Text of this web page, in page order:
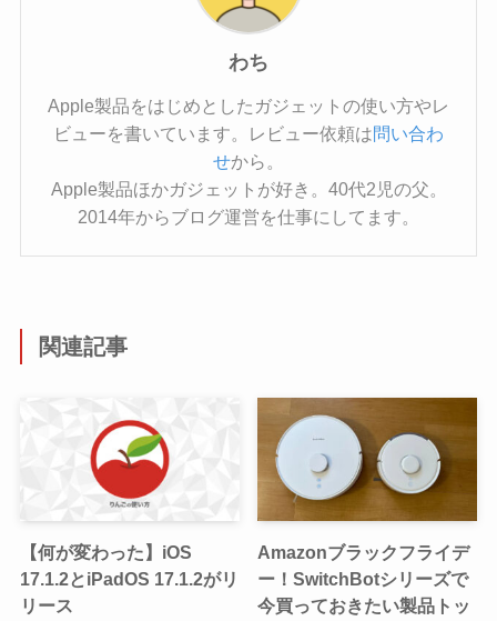
わち
Apple製品をはじめとしたガジェットの使い方やレ
ビューを書いています。レビュー依頼は問い合わ
せから。
Apple製品ほかガジェットが好き。40代2児の父。
2014年からブログ運営を仕事にしてます。
関連記事
【何が変わった】iOS
17.1.2とiPadOS 17.1.2がリ
リース
Amazonブラックフライデ
ー！SwitchBotシリーズで
今買っておきたい製品トッ